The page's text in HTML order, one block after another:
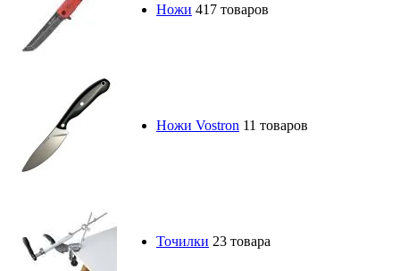
Ножи 417 товаров
Ножи Vostron 11 товаров
Точилки 23 товара